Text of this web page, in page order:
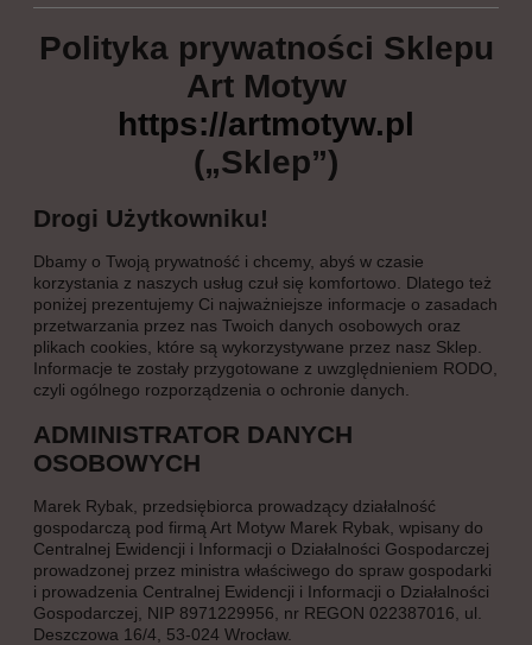
Polityka prywatności Sklepu
Art Motyw
https://artmotyw.pl
(„Sklep”)
Drogi Użytkowniku!
Dbamy o Twoją prywatność i chcemy, abyś w czasie
korzystania z naszych usług czuł się komfortowo. Dlatego też
poniżej prezentujemy Ci najważniejsze informacje o zasadach
przetwarzania przez nas Twoich danych osobowych oraz
plikach cookies, które są wykorzystywane przez nasz Sklep.
Informacje te zostały przygotowane z uwzględnieniem RODO,
czyli ogólnego rozporządzenia o ochronie danych.
ADMINISTRATOR DANYCH
OSOBOWYCH
Marek Rybak, przedsiębiorca prowadzący działalność
gospodarczą pod firmą Art Motyw Marek Rybak, wpisany do
Centralnej Ewidencji i Informacji o Działalności Gospodarczej
prowadzonej przez ministra właściwego do spraw gospodarki
i prowadzenia Centralnej Ewidencji i Informacji o Działalności
Gospodarczej, NIP 8971229956, nr REGON 022387016, ul.
Deszczowa 16/4, 53-024 Wrocław.